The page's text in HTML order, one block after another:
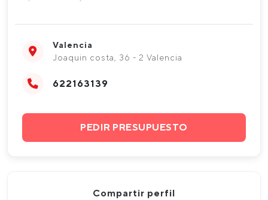
Valencia
Joaquin costa, 36 - 2 Valencia
622163139
PEDIR PRESUPUESTO
Compartir perfil